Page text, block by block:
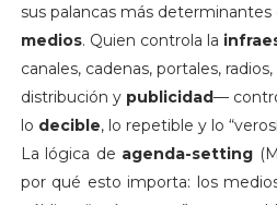
sus palancas más determinantes
medios. Quien controla la
canales, cadenas, portales,
distribución y publicidad—
lo decible, lo repetible y lo
La lógica de agenda-setting
por qué esto importa: los